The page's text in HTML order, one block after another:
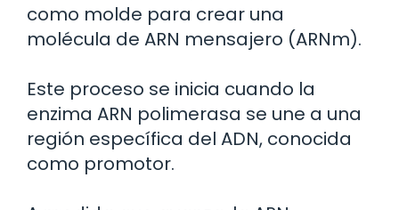
como molde para crear una
molécula de ARN mensajero (ARNm).
Este proceso se inicia cuando la
enzima ARN polimerasa se une a una
región específica del ADN, conocida
como promotor.